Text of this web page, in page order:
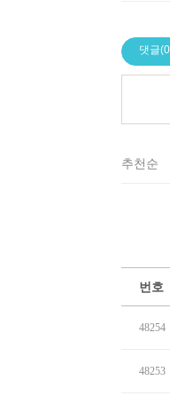
댓글
추천순
번호
48254
48253